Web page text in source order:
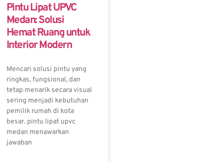
Pintu Lipat UPVC
Medan: Solusi
Hemat Ruang untuk
Interior Modern
Mencari solusi pintu yang
ringkas, fungsional, dan
tetap menarik secara visual
sering menjadi kebutuhan
pemilik rumah di kota
besar. pintu lipat upvc
medan menawarkan
jawaban